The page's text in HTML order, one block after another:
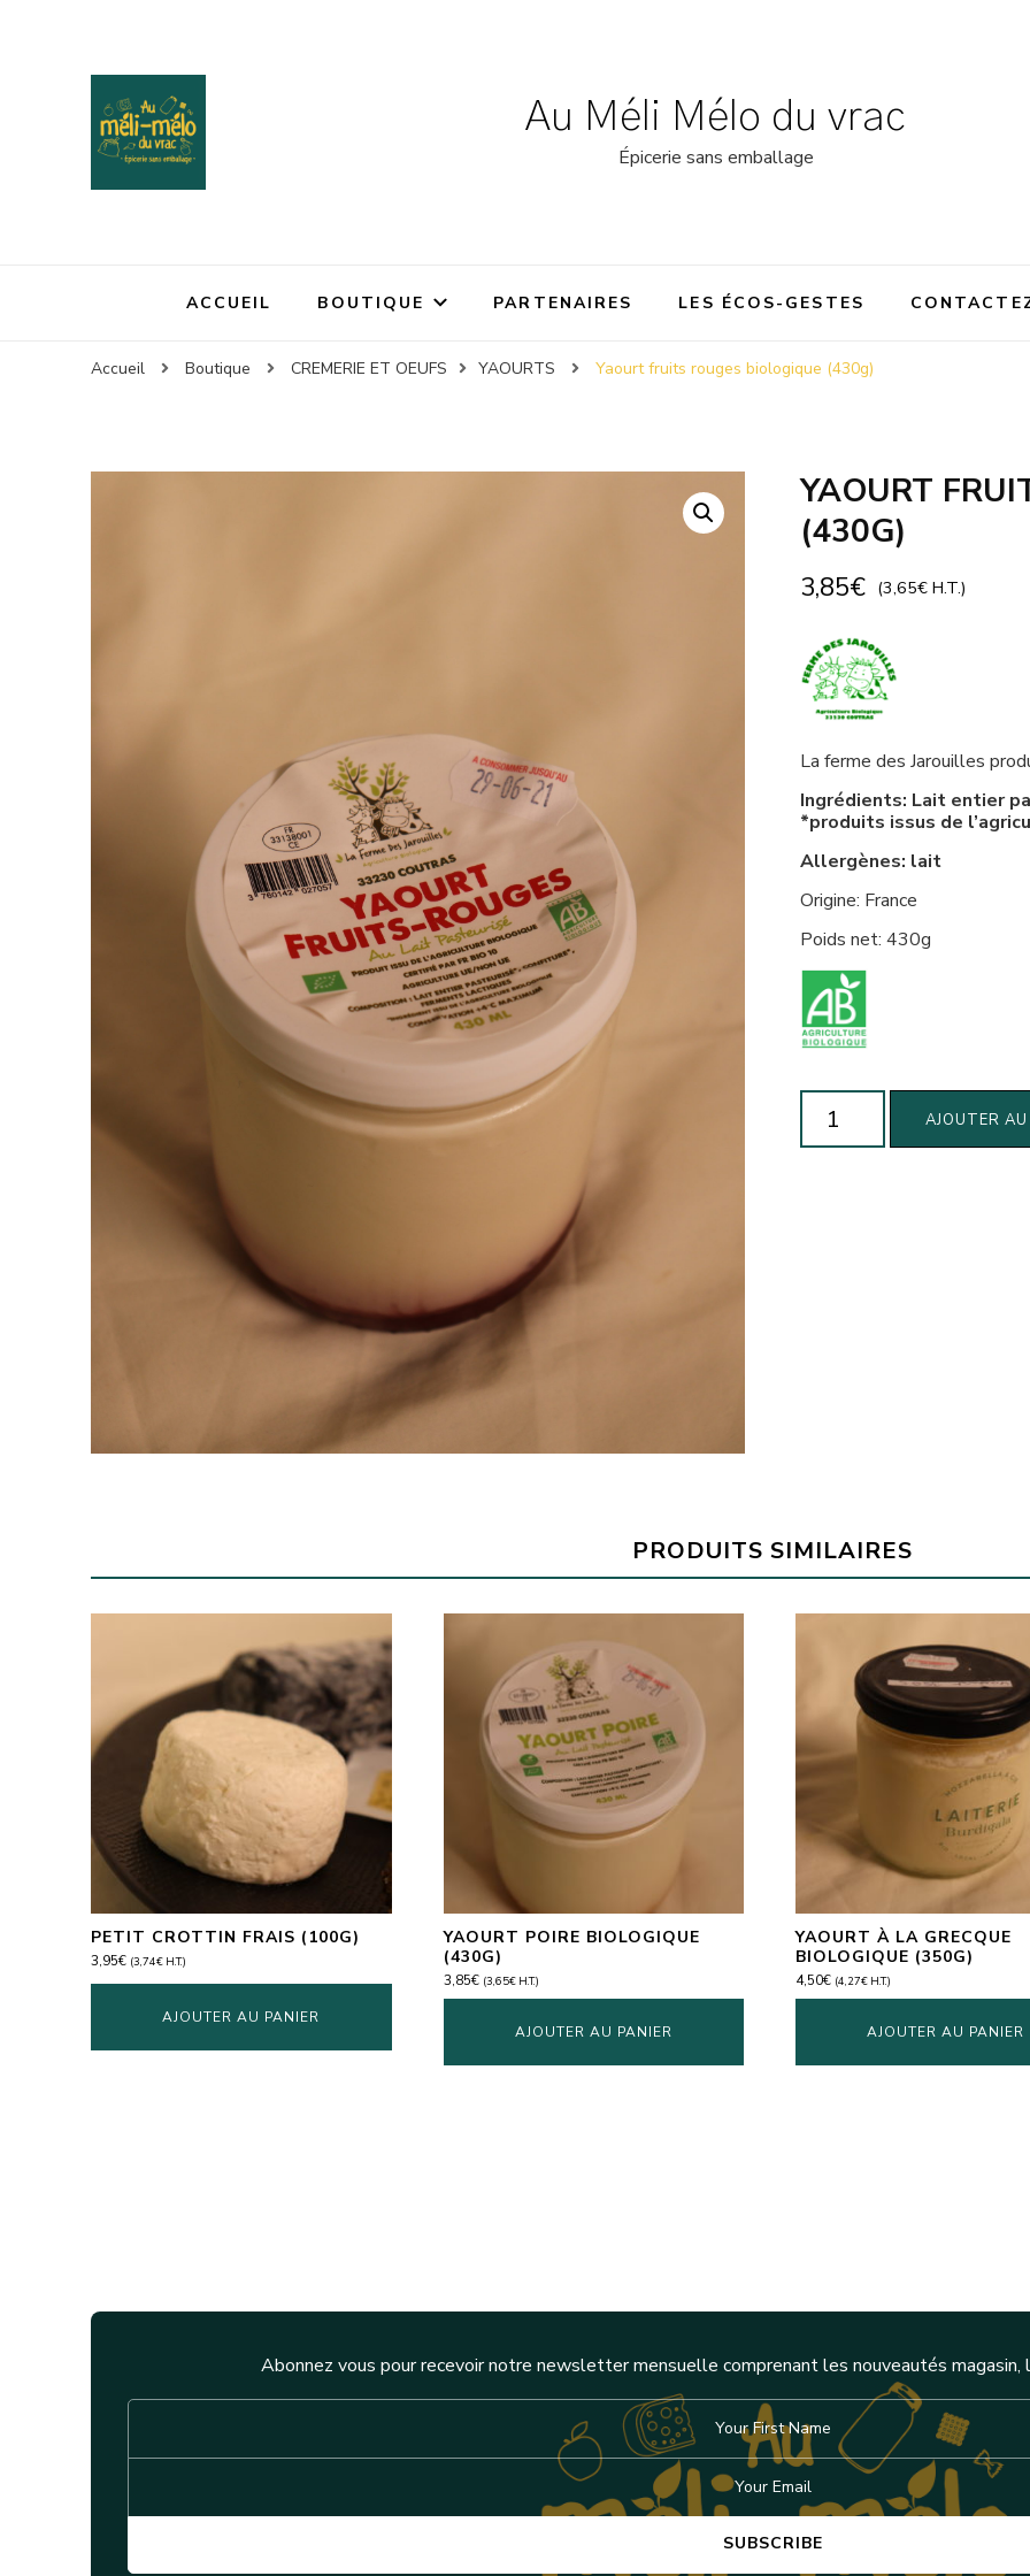
Au Méli Mélo du vrac
Épicerie sans emballage
ACCUEIL BOUTIQUE PARTENAIRES LES ÉCOS-GESTES
Accueil Boutique CREMERIE ET OEUFS YAOURTS Yaourt fruits rouges biologique (430g)
YAOURT
(430G)
3,85€ (3,65€H.T.)
La ferme des Jarouilles
Ingrédients: Lait entier
*produits issus de
Allergènes: lait
Origine: France
Poids net: 430g
quantité
AJOUTER
PRODUITS SIMILAIRES
PETIT CROTTIN FRAIS (100G)
3,95€ (3,74€ H.T.)
AJOUTER AU PANIER
YAOURT POIRE BIOLOGIQUE
(430G)
3,85€ (3,65€H.T.)
AJOUTER AU PANIER
YAOURT À LA GRECQUE
BIOLOGIQUE (350G)
4,50€ (4,27€ H.T.)
AJOUTER AU PANIER
Abonnez vous pour recevoir notre newsletter mensuelle comprenant les nouveautés